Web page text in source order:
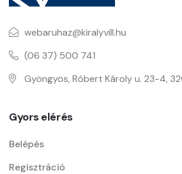
webaruhaz@kiralyvill.hu
(06 37) 500 741
Gyöngyös, Róbert Károly u. 23-4,
Gyors elérés
Belépés
Regisztráció